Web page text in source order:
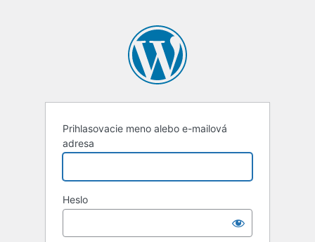
Prihlasovacie meno alebo e-mailová
adresa
Heslo